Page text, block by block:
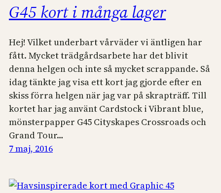
G45 kort i många lager
Hej! Vilket underbart vårväder vi äntligen har
fått. Mycket trädgårdsarbete har det blivit
denna helgen och inte så mycket scrappande. Så
idag tänkte jag visa ett kort jag gjorde efter en
skiss förra helgen när jag var på skrapträff. Till
kortet har jag använt Cardstock i Vibrant blue,
mönsterpapper G45 Cityskapes Crossroads och
Grand Tour…
7 maj, 2016